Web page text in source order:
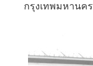
กรุงเทพมหานคร